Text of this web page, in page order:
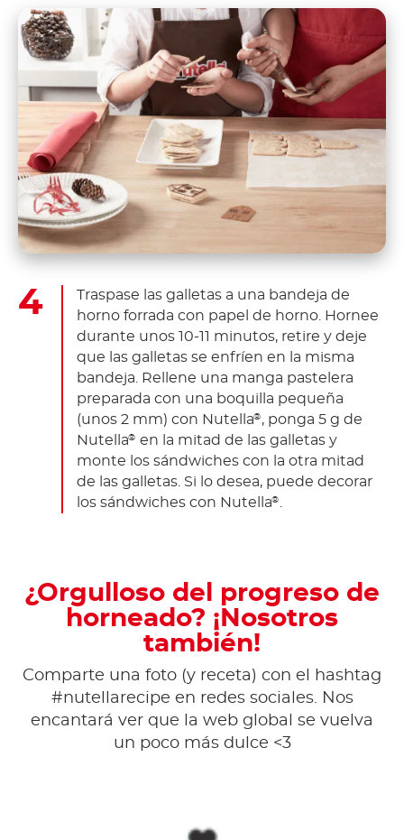
Traspase las galletas a una bandeja de
horno forrada con papel de horno. Hornee
durante unos 10-11 minutos, retire y deje
que las galletas se enfríen en la misma
bandeja. Rellene una manga pastelera
preparada con una boquilla pequeña
(unos 2 mm) con Nutella® , ponga 5 g de
Nutella® en la mitad de las galletas y
monte los sándwiches con la otra mitad
de las galletas. Si lo desea, puede decorar
los sándwiches con Nutella® .
¿Orgulloso del progreso de
horneado? ¡Nosotros
también!
Comparte una foto (y receta) con el hashtag
#nutellarecipe en redes sociales. Nos
encantará ver que la web global se vuelva
un poco más dulce <3